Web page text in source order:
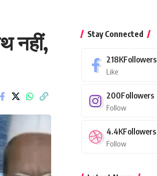
नहीं,
Stay Connected
218KFollowers
Like
200Followers
Follow
4.4KFollowers
Follow